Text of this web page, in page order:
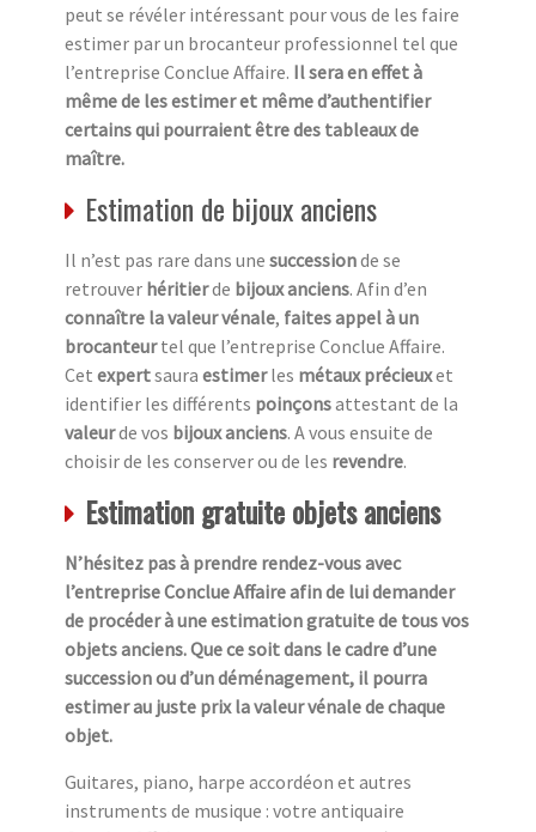
peut se révéler intéressant pour vous de les faire
estimer par un brocanteur professionnel tel que
l’entreprise Conclue Affaire. Il sera en effet à
même de les estimer et même d’authentifier
certains qui pourraient être des tableaux de
maître.
Estimation de bijoux anciens
Il n’est pas rare dans une successionde se
retrouver héritierde bijoux anciens. Afin d’en
connaître la valeur vénale, faites appel à un
brocanteurtel que l’entreprise Conclue Affaire.
Cet expertsaura estimerles métaux précieuxet
identifier les différents poinçonsattestant de la
valeurde vos bijoux anciens. A vous ensuite de
choisir de les conserver ou de les revendre.
Estimation gratuite objets anciens
N’hésitez pas à prendre rendez-vous avec
l’entreprise Conclue Affaire afin de lui demander
de procéder à une estimation gratuite de tous vos
objets anciens. Que ce soit dans le cadre d’une
succession ou d’un déménagement, il pourra
estimer au juste prix la valeur vénale de chaque
objet.
Guitares, piano, harpe accordéon et autres
instruments de musique : votre antiquaire